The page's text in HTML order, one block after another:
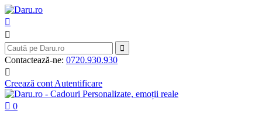



Contactează-ne: 0720.930.930

Creează cont Autentificare
 0